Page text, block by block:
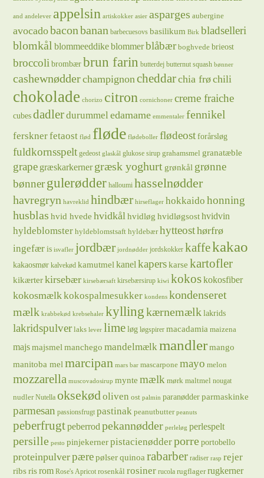
and andelever appelsin artiskokker asier asparges aubergine
avocadobaconbanan barbecuesovs basilikum Birk bladselleri
blomkål blommeeddikeblommerblåbær boghvede brieost
broccoli brombær brun farin butterdej butternut squash bønner
cashewnødderchampignoncheddarchia frøchili
chokolade chorizo citron cornichoner creme fraiche
cubes dadlerdurummeledamame emmentaler fennikel
fersknerfetaost flød fløde flødeboller flødeost forårsløg
fuldkornsspelt gedeost glaskål glukose sirup grahamsmel granatæble
grape græskarkernergræsk yoghurt grønkål grønne
bønnergulerødder halloumi hasselnødder
havregryn havreklid hindbær hirseflager hokkaido honning
husblas hvid hvede hvidkålhvidløg hvidløgsost hvidvin
hyldeblomster hyldeblomstsaft hyldebær hytteosthørfrø
ingefær is isvafler jordbær jordnødder jordskokker kaffekakao
kakaosmør kalvekød kamutmel kanelkaperskarse kartofler
kikærterkirsebær kirsebærsaft kirsebærsirup kiwi kokoskokosfiber
kokosmælkkokospalmesukker kondens kondenseret
mælk krabbekød krebsehaler kylling kærnemælk lakrids
lakridspulver laks lever lime løg løgspirer macadamia maizena
majsmajsmel manchego mandelmælkmandler mango
manitoba mel marcipan mars bar mascarpone mayo melon
mozzarella muscovadosirup mynte mælk mørk maltmel nougat
nudler Nutella oksekødoliven ost palmin paranødder parmaskinke
parmesan passionsfrugt pastinak peanutbutter peanuts
peberfrugtpeberrodpekannødder perleløg perlespelt
persille pesto pinjekerner pistacienødderporre portobello
proteinpulverpære pølser quinoa rabarber radiser rasp rejer
ribs risrom Rose's Apricot rosenkål rosiner rucola rugflager rugkerner